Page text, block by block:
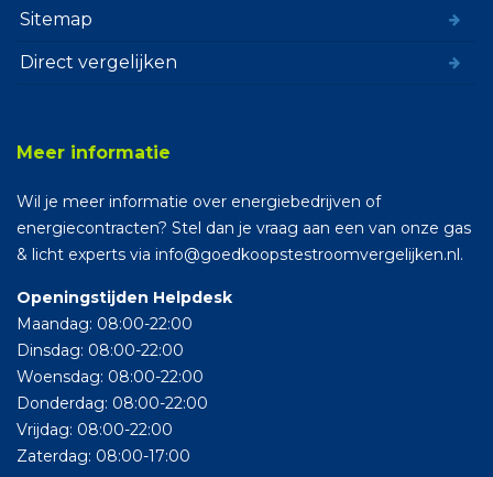
Sitemap
Direct vergelijken
Meer informatie
Wil je meer informatie over energiebedrijven of
energiecontracten? Stel dan je vraag aan een van onze gas
& licht experts via info@goedkoopstestroomvergelijken.nl.
Openingstijden Helpdesk
Maandag: 08:00-22:00
Dinsdag: 08:00-22:00
Woensdag: 08:00-22:00
Donderdag: 08:00-22:00
Vrijdag: 08:00-22:00
Zaterdag: 08:00-17:00